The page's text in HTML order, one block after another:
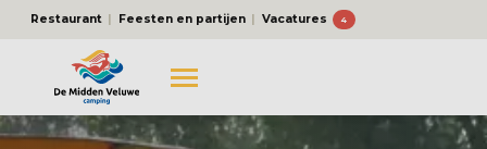
Restaurant Feesten en partijen Vacatures 4